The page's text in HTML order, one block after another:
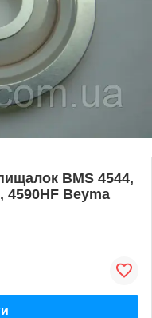
BMS 4544,
4590HF Beyma